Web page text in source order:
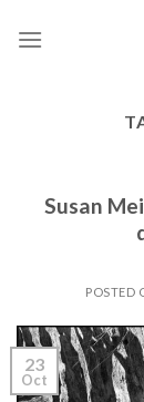
Susan
POSTED
23
Oct